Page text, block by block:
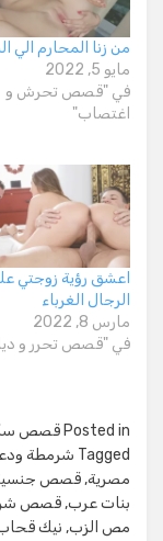
من زنا المحارم الي
مايو 5, 2022
في "قصص تحرش و
اغتصاب"
اعشق رؤية زوجتي
الرجال الغرباء
مارس 8, 2022
في "قصص تحرر و
Posted in قصص
Tagged شرمطة
مصرية, قصص جنسية
بنات عرب, قصص
مص الزب, نيك